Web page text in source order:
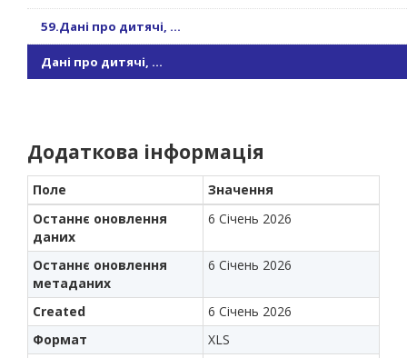
59.Дані про дитячі, ...
Дані про дитячі, ...
Додаткова інформація
Поле
Значення
Останнє оновлення
даних
6 Січень 2026
Останнє оновлення
метаданих
6 Січень 2026
Created
6 Січень 2026
Формат
XLS